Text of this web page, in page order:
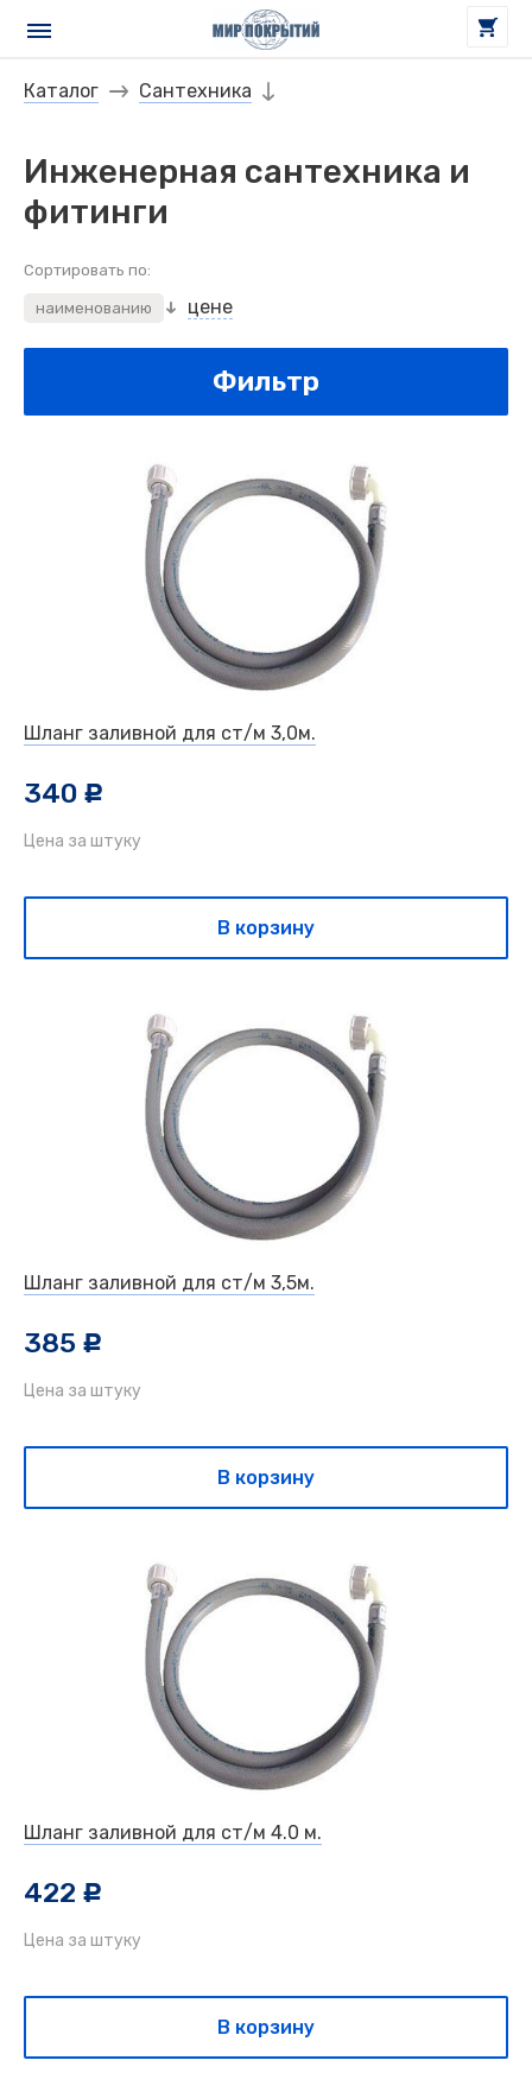
Каталог Сантехника
Инженерная сантехника и
фитинги
Сортировать по:
наименованию цене
Фильтр
Шланг заливной для ст/м 3,0м.
340 c
Цена за штуку
В корзину
Шланг заливной для ст/м 3,5м.
385 c
Цена за штуку
В корзину
Шланг заливной для ст/м 4.0 м.
422 c
Цена за штуку
В корзину